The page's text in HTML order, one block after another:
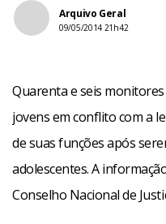
Arquivo Geral
09/05/2014 21h42
Quarenta e seis
jovens em conflito com a
de suas funções após
adolescentes. A
Conselho Nacional de